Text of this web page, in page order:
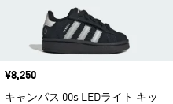
価格
¥8,250
キャンパス 00s LEDライト キッ